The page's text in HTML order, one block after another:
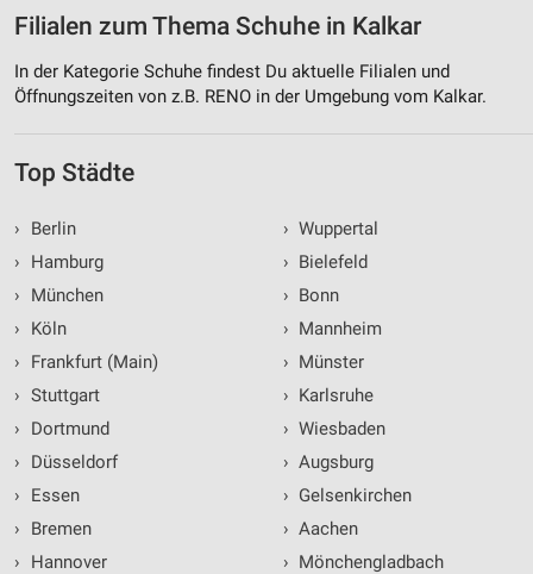
Filialen zum Thema Schuhe in Kalkar
In der Kategorie Schuhe findest Du aktuelle Filialen und
Öffnungszeiten von z.B. RENO in der Umgebung vom Kalkar.
Top Städte
›
Berlin
›
Hamburg
›
München
›
Köln
›
Frankfurt (Main)
› Stuttgart
›
Dortmund
›
Düsseldorf
›
Essen
›
Bremen
›
Hannover
› Wuppertal
› Bielefeld
› Bonn
› Mannheim
› Münster
› Karlsruhe
› Wiesbaden
› Augsburg
› Gelsenkirchen
› Aachen
› Mönchengladbach